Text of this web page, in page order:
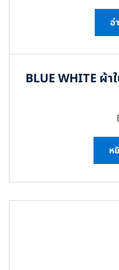
อ่
BLUE WHITE ผ้า
ห